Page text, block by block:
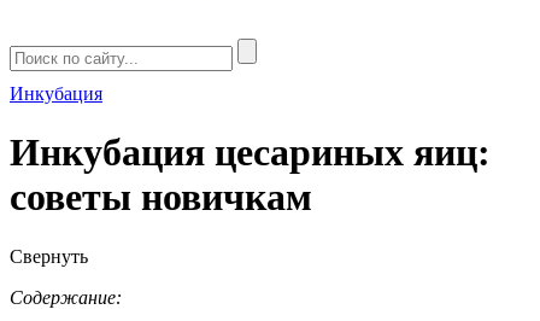
Инкубация
Инкубация цесариных яиц:
советы новичкам
Свернуть
Содержание: